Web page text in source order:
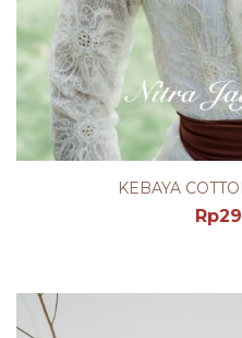
KEBAYA
Rp